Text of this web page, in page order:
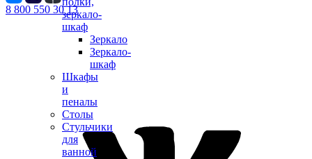
зеркало-
шкаф
Зеркало
Зеркало-
шкаф
Шкафы
и
пеналы
Столы
Стульчики
для
ванной
8 800 550 30 13